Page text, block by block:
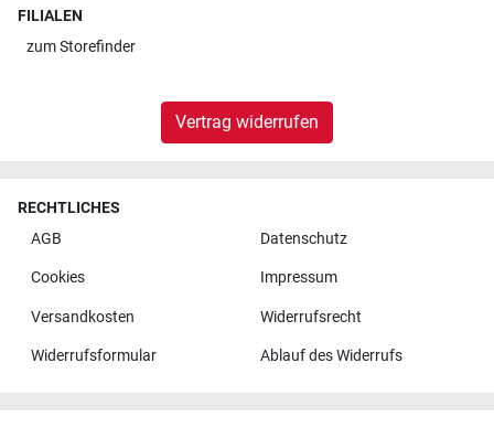
FILIALEN
zumStorefinder
Vertrag widerrufen
RECHTLICHES
AGB
Datenschutz
Cookies Impressum
Versandkosten Widerrufsrecht
Widerrufsformular Ablauf des Widerrufs